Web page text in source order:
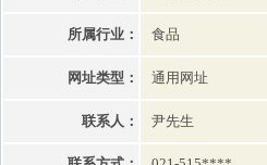
所属行业： 食品
网址类型： 通用网址
联系人： 尹先生